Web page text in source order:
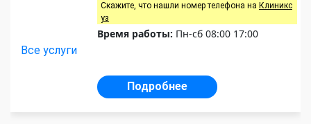
Скажите, что нашли номер телефона на Клиникс
уз
Время работы: Пн-сб 08:00 17:00
Все услуги
Подробнее